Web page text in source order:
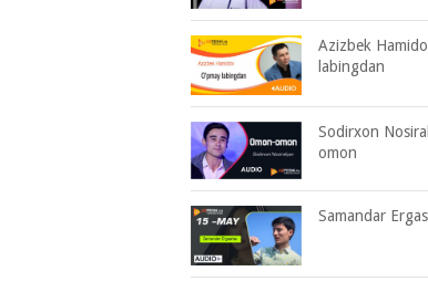
Azizbek
labingdan
Sodirxon
omon
Samandar